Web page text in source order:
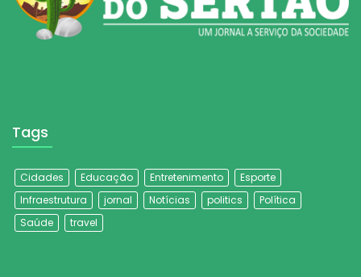
Tags
Cidades Educação Entretenimento
Esporte
Infraestrutura
jornal Notícias politics
Política
Saúde
travel